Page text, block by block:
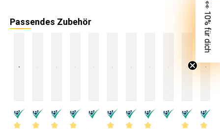
Passendes Zubehör 👀 10% für dich